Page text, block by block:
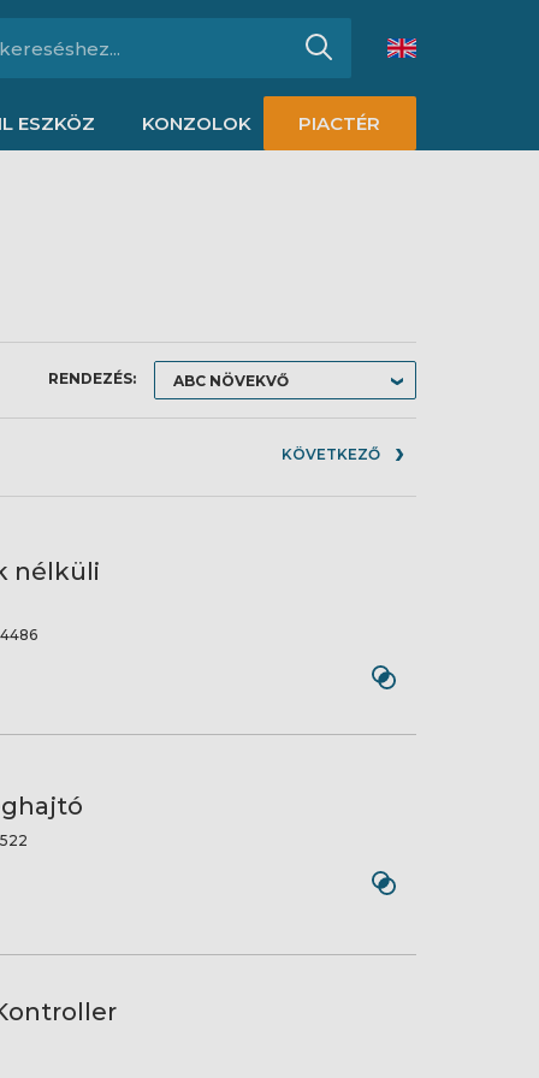
ESZKÖZ KONZOLOK PIACTÉR
RENDEZÉS:
KÖVETKEZŐ
nélküli